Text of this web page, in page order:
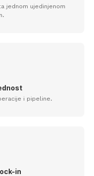
jednom ujedinjenom
i pipeline.
in